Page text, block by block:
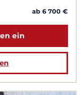
ab 6 700 €
ein